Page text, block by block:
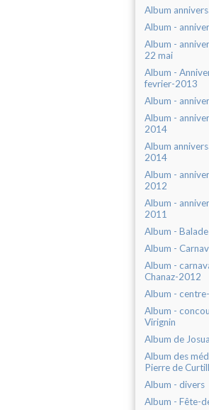
Album
Album -
Album -
22 mai
Album -
fevrier-2013
Album -
Album -
2014
Album
2014
Album -
2012
Album -
2011
Album -
Album -
Album -
Chanaz-2012
Album -
Album -
Virignin
Album de Josua
Album des
Pierre de
Album - divers
Album - Fête-